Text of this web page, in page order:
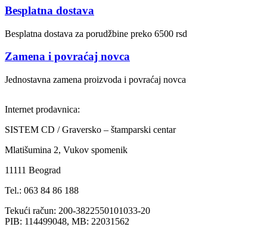
Besplatna dostava
Besplatna dostava za porudžbine preko 6500 rsd
Zamena i povraćaj novca
Jednostavna zamena proizvoda i povraćaj novca
Internet prodavnica:
SISTEM CD / Graversko – štamparski centar
Mlatišumina 2, Vukov spomenik
11111 Beograd
Tel.: 063 84 86 188
Tekući račun: 200-3822550101033-20
PIB: 114499048, MB: 22031562